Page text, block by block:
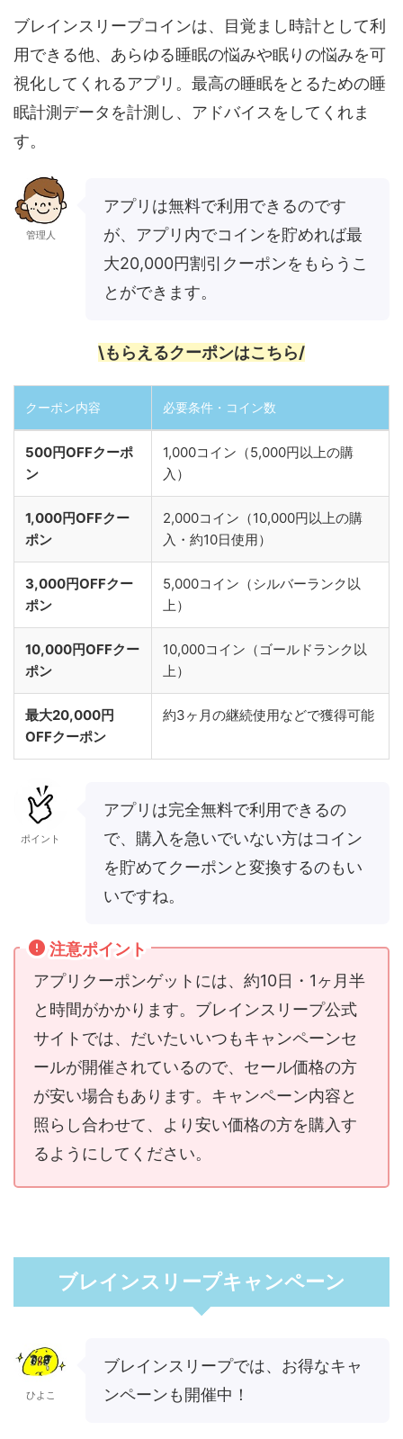
ブレインスリープコインは、目覚まし時計として利
用できる他、あらゆる睡眠の悩みや眠りの悩みを可
視化してくれるアプリ。最高の睡眠をとるための睡
眠計測データを計測し、アドバイスをしてくれま
す。
管理人
アプリは無料で利用できるのです
が、アプリ内でコインを貯めれば最
大20,000円割引クーポンをもらうこ
とができます。
\もらえるクーポンはこちら/
クーポン内容 必要条件・コイン数
500円OFFクーポ
ン
1,000コイン（5,000円以上の購
入）
1,000円OFFクー
ポン
2,000コイン（10,000円以上の購
入・約10日使用）
3,000円OFFクー
ポン
5,000コイン（シルバーランク以
上）
10,000円OFFクー
ポン
10,000コイン（ゴールドランク以
上）
最大20,000円
OFFクーポン
約3ヶ月の継続使用などで獲得可能
ポイント
アプリは完全無料で利用できるの
で、購入を急いでいない方はコイン
を貯めてクーポンと変換するのもい
いですね。
注意ポイント
アプリクーポンゲットには、約10日・1ヶ月半
と時間がかかります。ブレインスリープ公式
サイトでは、だいたいいつもキャンペーンセ
ールが開催されているので、セール価格の方
が安い場合もあります。キャンペーン内容と
照らし合わせて、より安い価格の方を購入す
るようにしてください。
ブレインスリープキャンペーン
ひよこ
ブレインスリープでは、お得なキャ
ンペーンも開催中！